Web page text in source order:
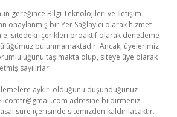
gereğince Bilgi Teknolojileri ve İletişim
onaylanmış bir Yer Sağlayıcı olarak hizmet
sitedeki içerikleri proaktif olarak denetleme
bulunmamaktadır. Ancak, üyelerimiz
taşımakta olup, siteye üye olarak
sayılırlar.
aykırı olduğunu düşündüğünüz
adresine bildirmeniz
süre içerisinde sitemizden kaldırılacaktır.